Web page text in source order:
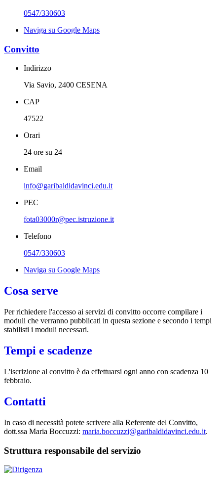
0547/330603
Naviga su Google Maps
Convitto
Indirizzo
Via Savio, 2400 CESENA
CAP
47522
Orari
24 ore su 24
Email
info@garibaldidavinci.edu.it
PEC
fota03000r@pec.istruzione.it
Telefono
0547/330603
Naviga su Google Maps
Cosa serve
Per richiedere l'accesso ai servizi di convitto occorre compilare i
moduli che verranno pubblicati in questa sezione e secondo i tempi
stabilisti i moduli necessari.
Tempi e scadenze
L'iscrizione al convitto è da effettuarsi ogni anno con scadenza 10
febbraio.
Contatti
In caso di necessità potete scrivere alla Referente del Convitto,
dott.ssa Maria Boccuzzi: maria.boccuzzi@garibaldidavinci.edu.it.
Struttura responsabile del servizio